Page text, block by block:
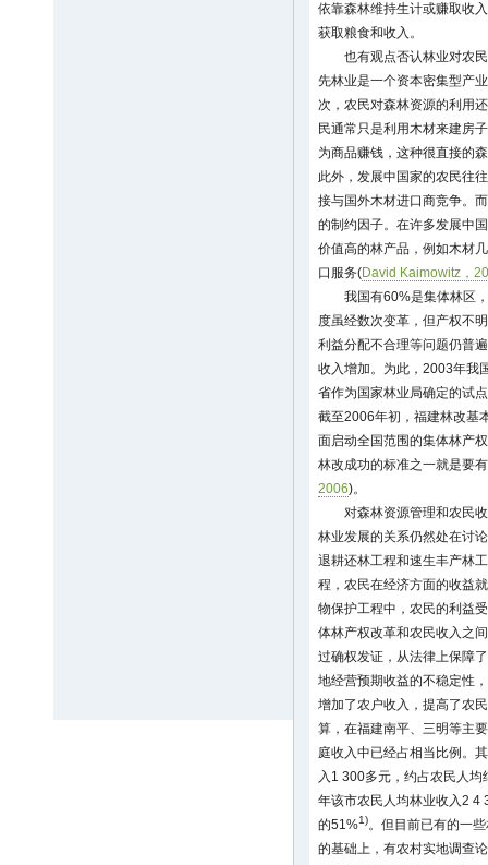
依靠森林维持生计或赚取收
获取粮食和收入。
也有观点否认林业对农
先林业是一个资本密集型产
次，农民对森林资源的利用
民通常只是利用木材来建房
为商品赚钱，这种很直接的
此外，发展中国家的农民往
接与国外木材进口商竞争。
的制约因子。在许多发展中
价值高的林产品，例如木材
口服务(David Kaimowitz，
我国有60%是集体林区
度虽经数次变革，但产权不
利益分配不合理等问题仍普
收入增加。为此，2003年我
省作为国家林业局确定的试
截至2006年初，福建林改基
面启动全国范围的集体林产
林改成功的标准之一就是要
2006)。
对森林资源管理和农民
林业发展的关系仍然处在讨
退耕还林工程和速生丰产林
程，农民在经济方面的收益
物保护工程中，农民的利益
体林产权改革和农民收入之
过确权发证，从法律上保障
地经营预期收益的不稳定性
增加了农户收入，提高了农
算，在福建南平、三明等主
庭收入中已经占相当比例。
入1 300多元，约占农民人
年该市农民人均林业收入2 4
的51%1)。但目前已有的一
的基础上，有农村实地调查